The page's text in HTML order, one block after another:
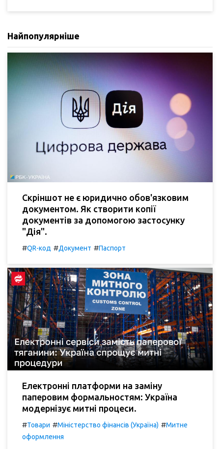
Найпопулярніше
Скріншот не є юридично обов'язковим
документом. Як створити копії
документів за допомогою застосунку
"Дія".
#QR-код #Документ #Паспорт
Електронні платформи на заміну
паперовим формальностям: Україна
модернізує митні процеси.
#Товари #Міністерство фінансів (Україна) #Митне
оформлення